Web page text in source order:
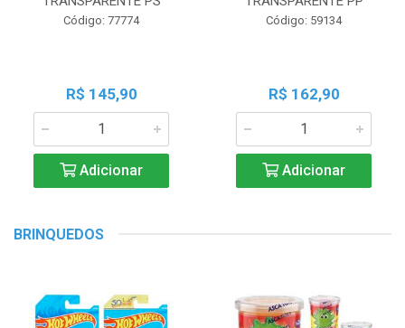
Código: 77774
R$ 145,90
Adicionar
Código: 59134
R$ 162,90
Adicionar
BRINQUEDOS